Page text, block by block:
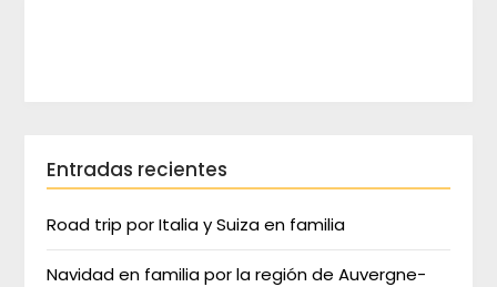
Entradas recientes
Road trip por Italia y Suiza en familia
Navidad en familia por la región de Auvergne-